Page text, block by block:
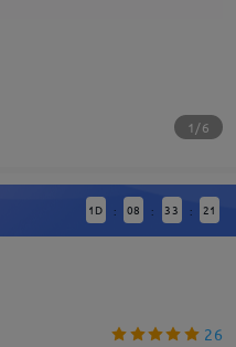
1/6
1 D : 08 : 33 : 21
26